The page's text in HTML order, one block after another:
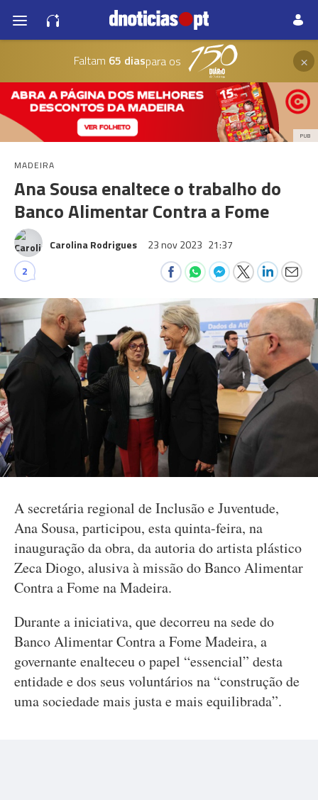
Faltam 65 diaspara os ×
PUB
MADEIRA
Ana Sousa enaltece o trabalho do
Banco Alimentar Contra a Fome
Carolina Rodrigues 23 nov 2023 21:37
2
A secretária regional de Inclusão e Juventude,
Ana Sousa, participou, esta quinta-feira, na
inauguração da obra, da autoria do artista plástico
Zeca Diogo, alusiva à missão do Banco Alimentar
Contra a Fome na Madeira.
Durante a iniciativa, que decorreu na sede do
Banco Alimentar Contra a Fome Madeira, a
governante enalteceu o papel “essencial” desta
entidade e dos seus voluntários na “construção de
uma sociedade mais justa e mais equilibrada”.